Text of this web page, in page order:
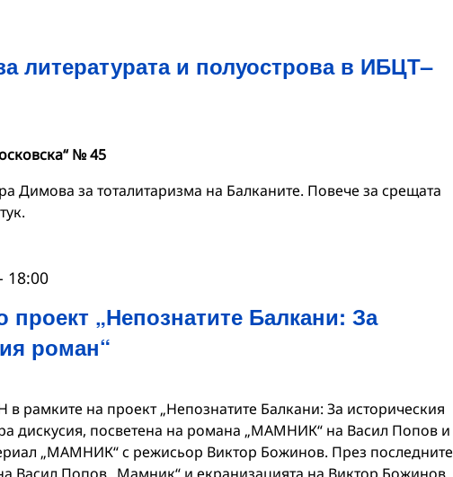
литературата и полуострова в ИБЦТ–
№ 45
Димова за тоталитаризма на Балканите. Повече за срещата
проект „Непознатите Балкани: За
роман“
18:00
рамките на проект „Непознатите Балкани: За историческия
дискусия, посветена на романа „МАМНИК“ на Васил Попов и
„МАМНИК“ с режисьор Виктор Божинов. През последните